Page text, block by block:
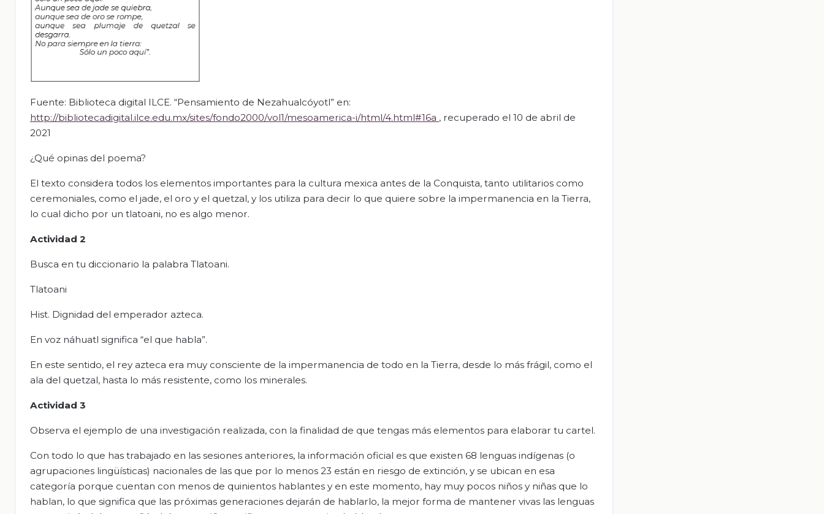
Fuente: Biblioteca digital ILCE. “Pensamiento de Nezahualcóyotl” en:
http://bibliotecadigital.ilce.edu.mx/sites/fondo2000/vol1/mesoamerica-i/html/4.html#16a , recuperado el 10 de abril de
2021
¿Qué opinas del poema?
El texto considera todos los elementos importantes para la cultura mexica antes de la Conquista, tanto utilitarios como
ceremoniales, como el jade, el oro y el quetzal, y los utiliza para decir lo que quiere sobre la impermanencia en la Tierra,
lo cual dicho por un tlatoani, no es algo menor.
Actividad 2
Busca en tu diccionario la palabra Tlatoani.
Tlatoani
Hist. Dignidad del emperador azteca.
En voz náhuatl significa “el que habla”.
En este sentido, el rey azteca era muy consciente de la impermanencia de todo en la Tierra, desde lo más frágil, como el
ala del quetzal, hasta lo más resistente, como los minerales.
Actividad 3
Observa el ejemplo de una investigación realizada, con la finalidad de que tengas más elementos para elaborar tu cartel.
Con todo lo que has trabajado en las sesiones anteriores, la información oficial es que existen 68 lenguas indígenas (o
agrupaciones lingüísticas) nacionales de las que por lo menos 23 están en riesgo de extinción, y se ubican en esa
categoría porque cuentan con menos de quinientos hablantes y en este momento, hay muy pocos niños y niñas que lo
hablan, lo que significa que las próximas generaciones dejarán de hablarlo, la mejor forma de mantener vivas las lenguas